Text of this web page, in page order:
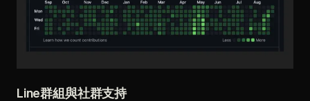
Line群組與社群支持